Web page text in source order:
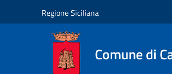
Regione Siciliana
Comune di